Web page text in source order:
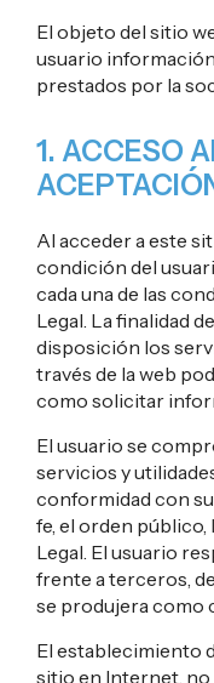
El objeto del sitio
usuario
prestados por la
1. ACCESO
Al acceder a este
condición del
cada una de las
Legal. La finalidad
disposición los
través de la web
como solicitar
El usuario se
servicios y
conformidad con
fe, el orden
Legal. El usuario
frente a terceros,
se produjera como
El establecimiento
sitio en Internet, no